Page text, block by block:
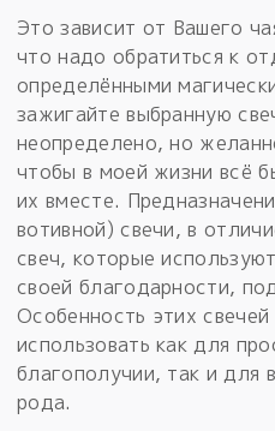
Это зависит от Вашего
что надо обратиться к
определёнными
зажигайте выбранную
неопределено, но
чтобы в моей жизни всё
их вместе.
вотивной) свечи, в
свеч, которые
своей благодарности,
Особенность этих
использовать как для
благополучии, так и для
рода.